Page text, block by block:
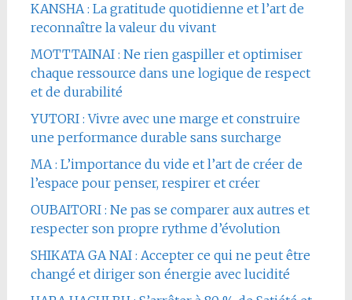
KANSHA : La gratitude quotidienne et l’art de
reconnaître la valeur du vivant
MOTTTAINAI : Ne rien gaspiller et optimiser
chaque ressource dans une logique de respect
et de durabilité
YUTORI : Vivre avec une marge et construire
une performance durable sans surcharge
MA : L’importance du vide et l’art de créer de
l’espace pour penser, respirer et créer
OUBAITORI : Ne pas se comparer aux autres et
respecter son propre rythme d’évolution
SHIKATA GA NAI : Accepter ce qui ne peut être
changé et diriger son énergie avec lucidité